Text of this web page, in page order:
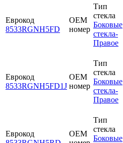
Еврокод
8533RGNH5FD
OEM
номер
Тип
стекла
Боковые
стекла-
Правое
Еврокод
8533RGNH5FD1J
OEM
номер
Тип
стекла
Боковые
стекла-
Правое
Еврокод
OEM
Тип
стекла
Боковые